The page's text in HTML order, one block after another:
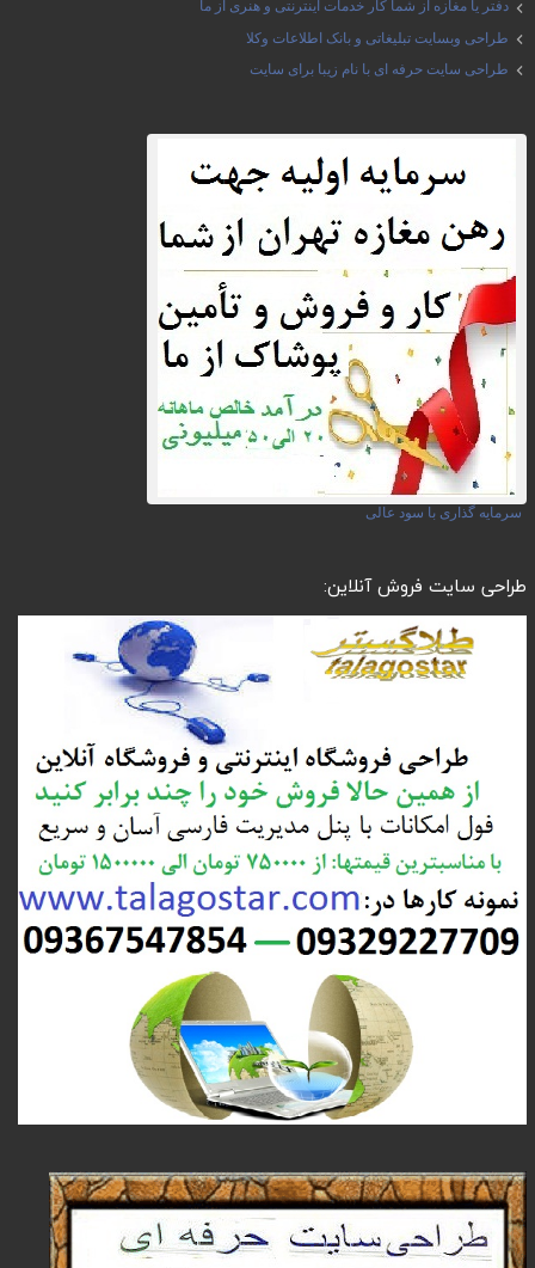
دفتر یا مغازه از شما کار خدمات اینترنتی و هنری از ما
طراحی وبسایت تبلیغاتی و بانک اطلاعات وکلا
طراحی سایت حرفه ای با نام زیبا برای سایت
سرمایه گذاری با سود عالی
طراحی سایت فروش آنلاین: